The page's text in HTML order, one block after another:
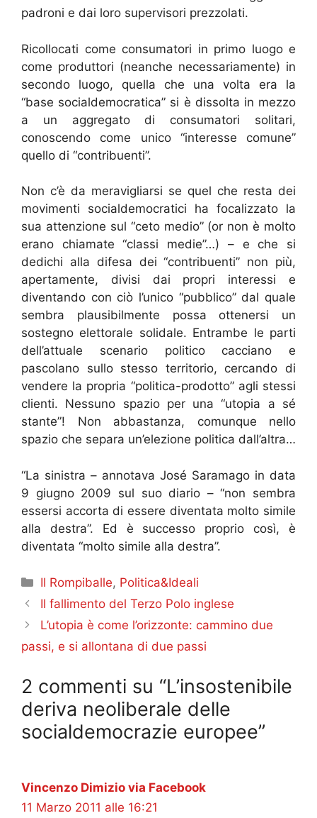
padroni e dai loro supervisori prezzolati.
Ricollocati come consumatori in primo luogo e
come produttori (neanche necessariamente) in
secondo luogo, quella che una volta era la
“base socialdemocratica” si è dissolta in mezzo
a un aggregato di consumatori solitari,
conoscendo come unico “interesse comune”
quello di “contribuenti”.
Non c’è da meravigliarsi se quel che resta dei
movimenti socialdemocratici ha focalizzato la
sua attenzione sul “ceto medio” (or non è molto
erano chiamate “classi medie”…) – e che si
dedichi alla difesa dei “contribuenti” non più,
apertamente, divisi dai propri interessi e
diventando con ciò l’unico “pubblico” dal quale
sembra plausibilmente possa ottenersi un
sostegno elettorale solidale. Entrambe le parti
dell’attuale scenario politico cacciano e
pascolano sullo stesso territorio, cercando di
vendere la propria “politica-prodotto” agli stessi
clienti. Nessuno spazio per una “utopia a sé
stante”! Non abbastanza, comunque nello
spazio che separa un’elezione politica dall’altra…
“La sinistra – annotava José Saramago in data
9 giugno 2009 sul suo diario – “non sembra
essersi accorta di essere diventata molto simile
alla destra”. Ed è successo proprio così, è
diventata “molto simile alla destra”.
Categorie
Il Rompiballe, Politica&Ideali
Il fallimento del Terzo Polo inglese
L’utopia è come l’orizzonte: cammino due
passi, e si allontana di due passi
2 commenti su “L’insostenibile
deriva neoliberale delle
socialdemocrazie europee”
Vincenzo Dimizio via Facebook
11 Marzo 2011 alle 16:21